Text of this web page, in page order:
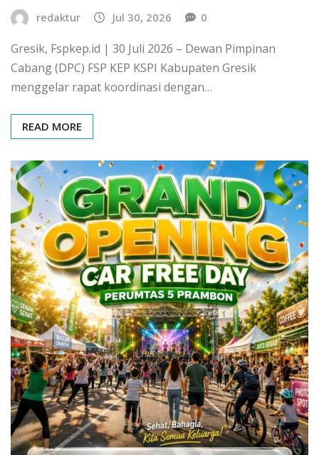
redaktur Jul 30, 2026 0
Gresik, Fspkep.id | 30 Juli 2026 – Dewan Pimpinan
Cabang (DPC) FSP KEP KSPI Kabupaten Gresik
menggelar rapat koordinasi dengan…
READ MORE